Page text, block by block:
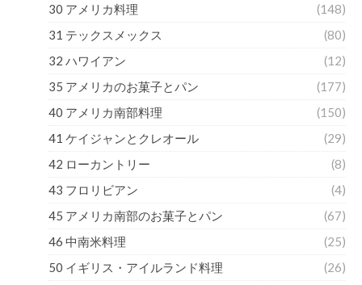
30 アメリカ料理
(148)
31 テックスメックス
(80)
32 ハワイアン
(12)
35 アメリカのお菓子とパン
(177)
40 アメリカ南部料理
(150)
41 ケイジャンとクレオール
(29)
42 ローカントリー
(8)
43 フロリビアン
(4)
45 アメリカ南部のお菓子とパン
(67)
46 中南米料理
(25)
50 イギリス・アイルランド料理
(26)